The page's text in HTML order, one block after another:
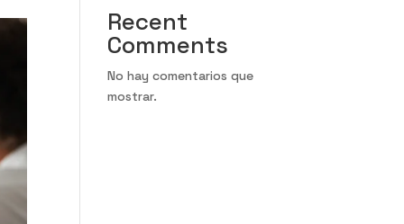
Recent
Comments
No hay comentarios que
mostrar.